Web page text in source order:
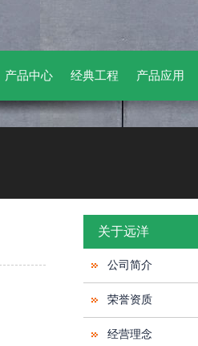
产品中心 经典工程 产品应用
关于远洋
公司简介
荣誉资质
经营理念